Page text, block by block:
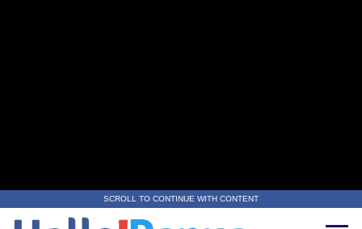
SCROLL TO CONTINUE WITH CONTENT